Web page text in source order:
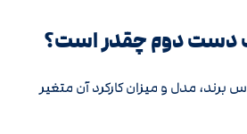
مدل و میزان کارکرد آن متغیر